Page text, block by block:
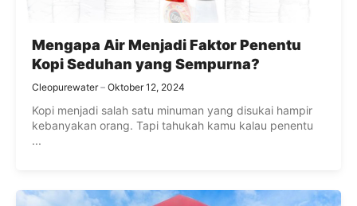
Mengapa Air Menjadi Faktor Penentu
Kopi Seduhan yang Sempurna?
Cleopurewater Oktober 12, 2024
Kopi menjadi salah satu minuman yang disukai hampir
kebanyakan orang. Tapi tahukah kamu kalau penentu
...